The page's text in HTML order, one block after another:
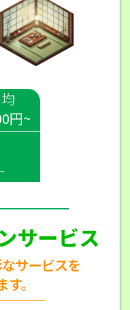
円~
サービス
サービスを
。